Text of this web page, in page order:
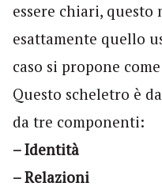
essere chiari, questo
esattamente quello
caso si propone
Questo scheletro è
da tre componenti:
– Identità
– Relazioni